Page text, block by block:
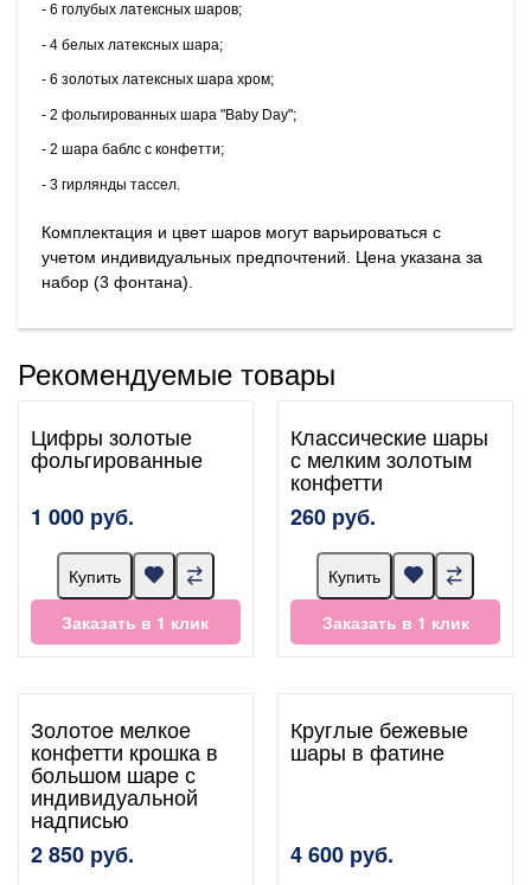
- 6 голубых латексных шаров;
- 4 белых латексных шара;
- 6 золотых латексных шара хром;
- 2 фольгированных шара "Baby Day";
- 2 шара баблс с конфетти;
- 3 гирлянды тассел.
Комплектация и цвет шаров могут варьироваться с
учетом индивидуальных предпочтений. Цена указана за
набор (3 фонтана).
Рекомендуемые товары
Цифры золотые
фольгированные
1 000 руб.
Купить
Заказать в 1 клик
Классические шары
с мелким золотым
конфетти
260 руб.
Купить
Заказать в 1 клик
Золотое мелкое
конфетти крошка в
большом шаре с
индивидуальной
надписью
2 850 руб.
Круглые бежевые
шары в фатине
4 600 руб.